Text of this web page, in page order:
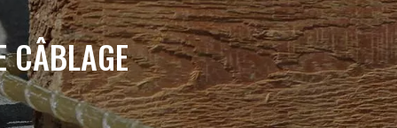
CÂBLAGE